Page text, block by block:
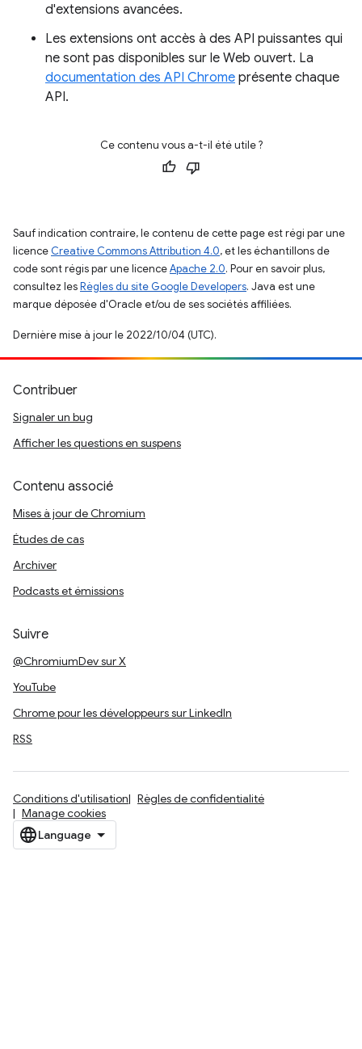
d'extensions avancées.
Les extensions ont accès à des API puissantes qui
ne sont pas disponibles sur le Web ouvert. La
documentation des API Chrome présente chaque
API.
Ce contenu vous a-t-il été utile ?
Sauf indication contraire, le contenu de cette page est régi par une
licence Creative Commons Attribution 4.0, et les échantillons de
code sont régis par une licenceApache 2.0. Pour en savoir plus,
consultez lesRègles du site Google Developers. Java est une
marque déposée d'Oracle et/ou de ses sociétés affiliées.
Dernière mise à jour le 2022/10/04 (UTC).
Contribuer
Signaler un bug
Afficher les questions en suspens
Contenu associé
Mises à jour de Chromium
Études de cas
Archiver
Podcasts et émissions
Suivre
@ChromiumDev sur X
YouTube
Chrome pour les développeurs sur LinkedIn
RSS
Conditions d'utilisation
Règles de confidentialité
Manage cookies